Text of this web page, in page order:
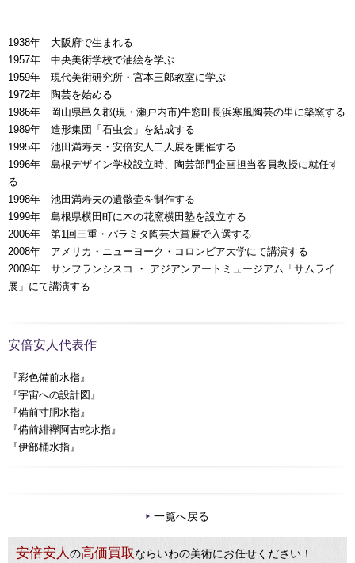
1938年 大阪府で生まれる
1957年 中央美術学校で油絵を学ぶ
1959年 現代美術研究所・宮本三郎教室に学ぶ
1972年 陶芸を始める
1986年 岡山県邑久郡(現・瀬戸内市)牛窓町長浜寒風陶芸の里に築窯する
1989年 造形集団「石虫会」を結成する
1995年 池田満寿夫・安倍安人二人展を開催する
1996年 島根デザイン学校設立時、陶芸部門企画担当客員教授に就任す
る
1998年 池田満寿夫の遺骸壷を制作する
1999年 島根県横田町に木の花窯横田塾を設立する
2006年 第1回三重・パラミタ陶芸大賞展で入選する
2008年 アメリカ・ニューヨーク・コロンビア大学にて講演する
2009年 サンフランシスコ ・ アジアンアートミュージアム「サムライ
展」にて講演する
安倍安人代表作
『彩色備前水指』
『宇宙への設計図』
『備前寸胴水指』
『備前緋襷阿古蛇水指』
『伊部桶水指』
一覧へ戻る
安倍安人 の高価買取ならいわの美術にお任せください！